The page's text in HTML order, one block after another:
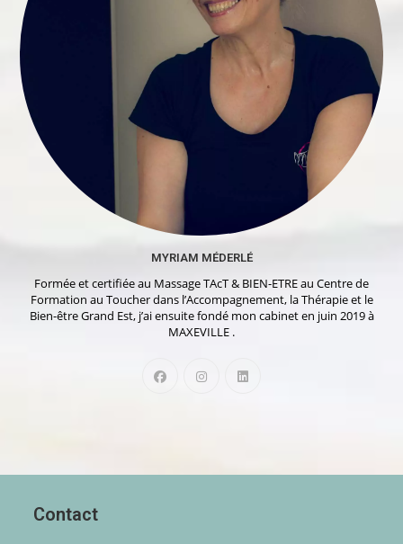
MYRIAM MÉDERLÉ
Formée et certifiée au Massage TAcT & BIEN-ETRE au Centre de
Formation au Toucher dans l’Accompagnement, la Thérapie et le
Bien-être Grand Est, j’ai ensuite fondé mon cabinet en juin 2019 à
MAXEVILLE .
Contact